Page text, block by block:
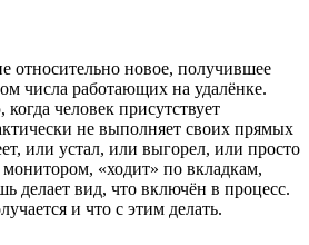
относительно новое, получившее
числа работающих на удалёнке.
человек присутствует
не выполняет своих прямых
или устал, или выгорел, или просто
«ходит» по вкладкам,
делает вид, что включён в процесс.
и что с этим делать.